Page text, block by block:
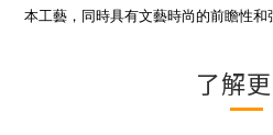
本工藝，同時具有文藝時尚的前瞻性和
了解